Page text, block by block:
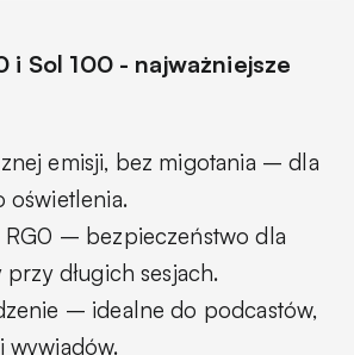
i Sol 100 - najważniejsze
emisji, bez migotania – dla
oświetlenia.
RG0 – bezpieczeństwo dla
długich sesjach.
– idealne do podcastów,
wywiadów.